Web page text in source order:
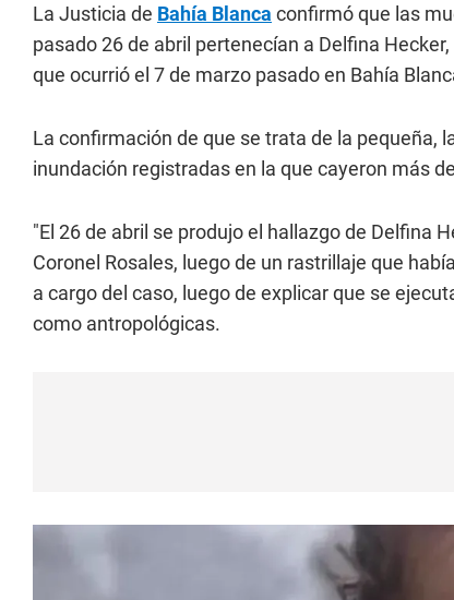
La Justicia de Bahía Blanca confirmó que las
pasado 26 de abril pertenecían a Delfina Hecker,
que ocurrió el 7 de marzo pasado en Bahía
La confirmación de que se trata de la pequeña,
inundación registradas en la que cayeron más
"El 26 de abril se produjo el hallazgo de Delfina
Coronel Rosales, luego de un rastrillaje que
a cargo del caso, luego de explicar que se
como antropológicas.